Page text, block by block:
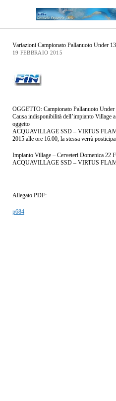
Variazioni Campionato Pallanuoto Under
19 FEBBRAIO 2015
OGGETTO: Campionato Pallanuoto
Causa indisponibilità dell’impianto Village
oggetto
ACQUAVILLAGE SSD – VIRTUS
2015 alle ore 16.00, la stessa verrà
Impianto Village – Cerveteri Domenica 22
ACQUAVILLAGE SSD – VIRTUS
Allegato PDF:
p684